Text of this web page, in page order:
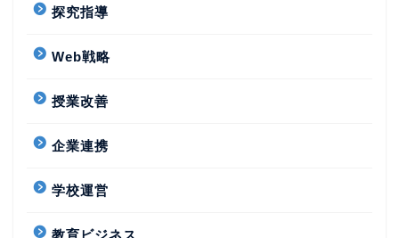
探究指導
Web戦略
授業改善
企業連携
学校運営
教育ビジネス